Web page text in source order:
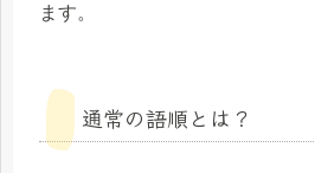
ます。
通常の語順とは？